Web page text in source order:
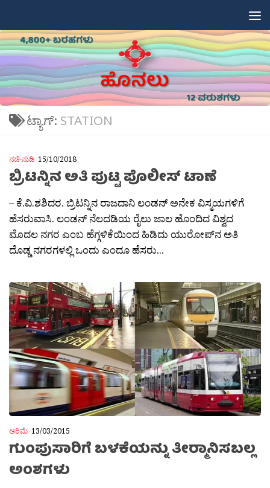
ಟ್ಯಾಗ್: STATION
ನಡೆ-ನುಡಿ 15/10/2018
ಬ್ರಿಟನ್ನಿನ ಅತಿ ಪುಟ್ಟ ಪೊಲೀಸ್ ಟಾಣೆ
– ಕೆ.ವಿ.ಶಶಿದರ. ಬ್ರಿಟನ್ನಿನ ರಾಜದಾನಿ ಲಂಡನ್ ಅನೇಕ ವಿಸ್ಮಯಗಳಿಗೆ
ಹೆಸರುವಾಸಿ. ಲಂಡನ್ ನೆಲದಡಿಯ ರೈಲು ಜಾಲ ಹೊಂದಿದ ವಿಶ್ವದ
ಮೊದಲ ನಗರ ಎಂಬ ಹೆಗ್ಗಳಿಕೆಯಿಂದ ಹಿಡಿದು ಯುರೋಪ್‍ನ ಅತಿ
ದೊಡ್ಡ ನಗರಗಳಲ್ಲಿ ಒಂದು ಎಂದೂ ಹೆಸರು...
ಅರಿಮೆ 13/03/2015
ಗುಂಪುಸಾರಿಗೆ ಬಳಕೆಯನ್ನು ತೀರ‍್ಮಾನಿಸಬಲ್ಲ
ಅಂಶಗಳು